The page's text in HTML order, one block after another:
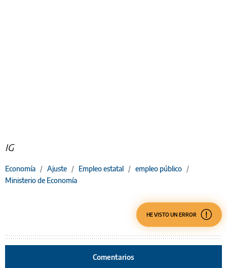
IG
Economía / Ajuste / Empleo estatal / empleo público /
Ministerio de Economía
HE VISTO UN ERROR
Comentarios